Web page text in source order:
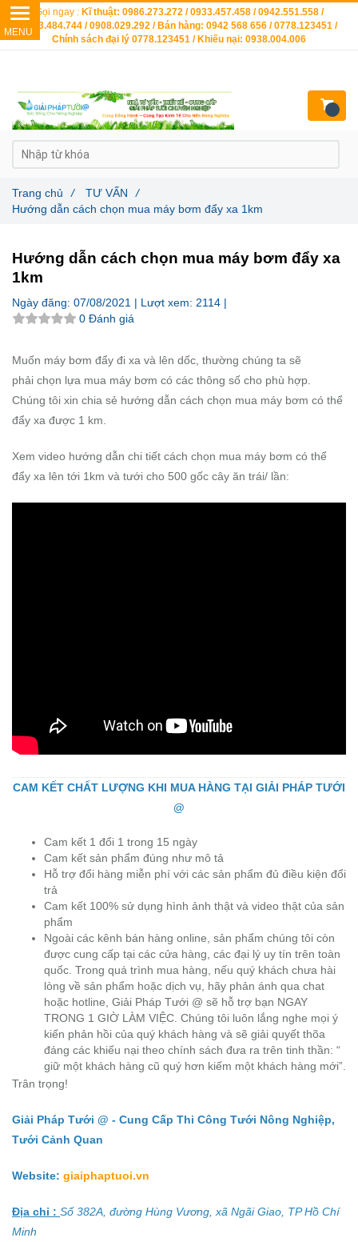
Hướng dẫn cách chọn mua máy bơm đẩy xa
1km
Ngày đăng: 07/08/2021 | Lượt xem: 2114 |
0 Đánh giá
Muốn máy bơm đẩy đi xa và lên dốc, thường chúng ta sẽ
phải chọn lựa mua máy bơm có các thông số cho phù hợp.
Chúng tôi xin chia sẻ hướng dẫn cách chọn mua máy bơm có thể
đẩy xa được 1 km.
Xem video hướng dẫn chi tiết cách chọn mua máy bơm có thể
đẩy xa lên tới 1km và tưới cho 500 gốc cây ăn trái/ lần:
CAM KẾT CHẤT LƯỢNG KHI MUA HÀNG TẠI GIẢI PHÁP TƯỚI
@
Cam kết 1 đổi 1 trong 15 ngày
Cam kết sản phẩm đúng như mô tả
Hỗ trợ đổi hàng miễn phí với các sản phẩm đủ điều kiện đổi
trả
Cam kết 100% sử dụng hình ảnh thật và video thật của sản
phẩm
Ngoài các kênh bán hàng online, sản phẩm chúng tôi còn
được cung cấp tại các cửa hàng, các đại lý uy tín trên toàn
quốc. Trong quá trình mua hàng, nếu quý khách chưa hài
lòng về sản phẩm hoặc dịch vụ, hãy phản ánh qua chat
hoặc hotline, Giải Pháp Tưới @ sẽ hỗ trợ bạn NGAY
TRONG 1 GIỜ LÀM VIỆC. Chúng tôi luôn lắng nghe mọi ý
kiến phản hồi của quý khách hàng và sẽ giải quyết thõa
đáng các khiếu nại theo chính sách đưa ra trên tinh thần: “
giữ một khách hàng cũ quý hơn kiếm một khách hàng mới”.
Trân trọng!
Giải Pháp Tưới @ - Cung Cấp Thi Công Tưới Nông Nghiệp,
Tưới Cảnh Quan
Website: giaiphaptuoi.vn
Địa chỉ : Số 382A, đường Hùng Vương, xã Ngãi Giao, TP Hồ Chí
Minh
Trang chủ / TƯ VẤN
/
Hướng dẫn cách chọn mua máy bơm đẩy xa 1km
Gọi ngay : Kĩ thuật: 0986.273.272 / 0933.457.458 / 0942.551.558 /
0903.484.744 / 0908.029.292 / Bán hàng: 0942 568 656 / 0778.123451 /
Chính sách đại lý 0778.123451 / Khiếu nại: 0938.004.006